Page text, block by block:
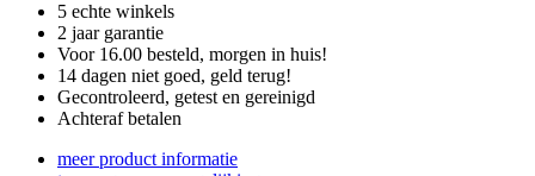
5 echte winkels
2 jaar garantie
Voor 16.00 besteld, morgen in huis!
14 dagen niet goed, geld terug!
Gecontroleerd, getest en gereinigd
Achteraf betalen
meer product informatie